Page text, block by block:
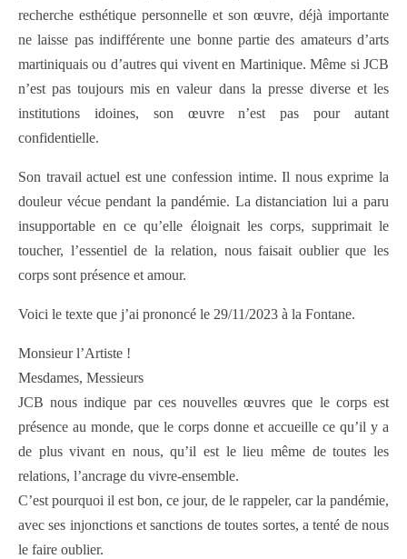
recherche esthétique personnelle et son œuvre, déjà importante
ne laisse pas indifférente une bonne partie des amateurs d’arts
martiniquais ou d’autres qui vivent en Martinique. Même si JCB
n’est pas toujours mis en valeur dans la presse diverse et les
institutions idoines, son œuvre n’est pas pour autant
confidentielle.
Son travail actuel est une confession intime. Il nous exprime la
douleur vécue pendant la pandémie. La distanciation lui a paru
insupportable en ce qu’elle éloignait les corps, supprimait le
toucher, l’essentiel de la relation, nous faisait oublier que les
corps sont présence et amour.
Voici le texte que j’ai prononcé le 29/11/2023 à la Fontane.
Monsieur l’Artiste !
Mesdames, Messieurs
JCB nous indique par ces nouvelles œuvres que le corps est
présence au monde, que le corps donne et accueille ce qu’il y a
de plus vivant en nous, qu’il est le lieu même de toutes les
relations, l’ancrage du vivre-ensemble.
C’est pourquoi il est bon, ce jour, de le rappeler, car la pandémie,
avec ses injonctions et sanctions de toutes sortes, a tenté de nous
le faire oublier.